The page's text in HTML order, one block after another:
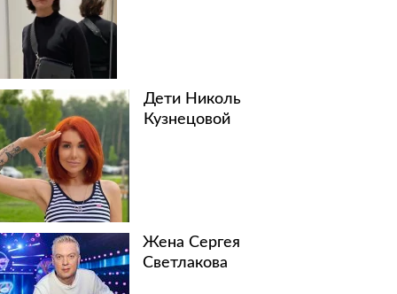
Дети Николь
Кузнецовой
Жена Сергея
Светлакова